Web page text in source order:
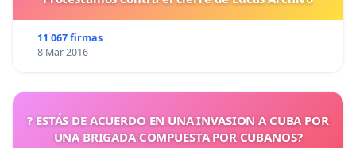
11 067 firmas
8 Mar 2016
? ESTÁS DE ACUERDO EN UNA INVASION A CUBA POR
UNA BRIGADA COMPUESTA POR CUBANOS?